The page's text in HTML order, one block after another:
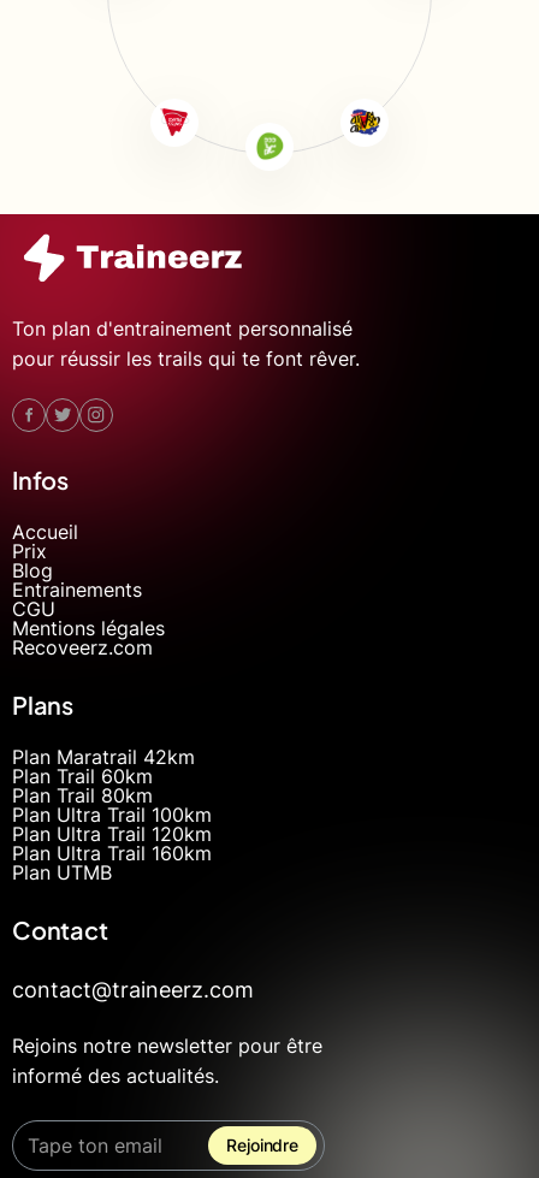
Ton plan d'entrainement personnalisé
pour réussir les trails qui te font rêver.
Infos
Accueil
Prix
Blog
Entrainements
CGU
Mentions légales
Recoveerz.com
Plans
Plan Maratrail 42km
Plan Trail 60km
Plan Trail 80km
Plan Ultra Trail 100km
Plan Ultra Trail 120km
Plan Ultra Trail 160km
Plan UTMB
Contact
contact@traineerz.com
Rejoins notre newsletter pour être
informé des actualités.